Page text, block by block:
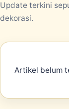
Update terkini
dekorasi.
Artikel belum